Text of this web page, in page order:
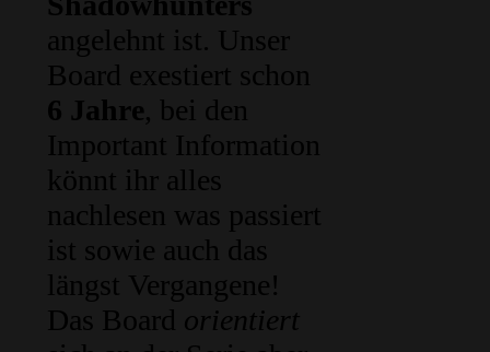
angelehnt ist. Unser
Board exestiert schon
6 Jahre, bei den
Important Information
könnt ihr alles
nachlesen was passiert
ist sowie auch das
längst Vergangene!
Das Board orientiert